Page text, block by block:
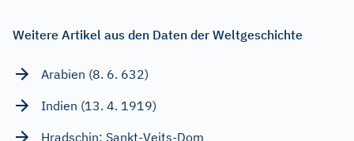
Weitere Artikel aus den Daten der Weltgeschichte
Arabien (8. 6. 632)
Indien (13. 4. 1919)
Hradschin: Sankt-Veits-Dom